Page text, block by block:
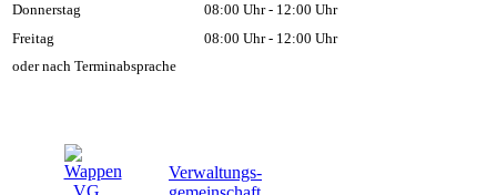
Donnerstag
08:00 Uhr - 12:00 Uhr
Freitag
08:00 Uhr - 12:00 Uhr
oder nach Terminabsprache
Verwaltungs-